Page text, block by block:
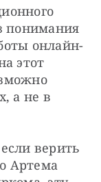
понимания
онлайн-
этот
а не в
верить
Артема